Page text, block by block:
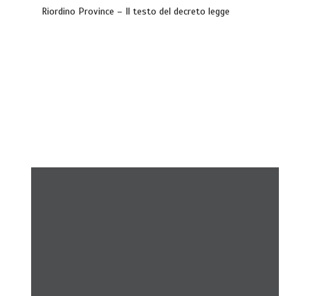
Riordino Province – Il testo del decreto legge